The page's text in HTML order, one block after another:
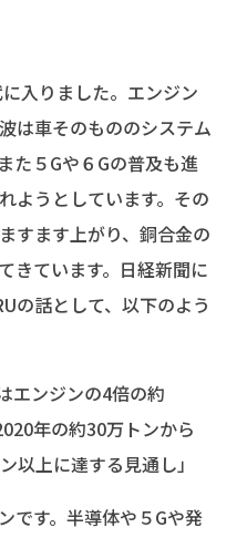
入りました。エンジン
は車そのもののシステム
た５Gや６Gの普及も進
ようとしています。その
すます上がり、銅合金の
きています。日経新聞に
の話として、以下のよう
エンジンの4倍の約
年の約30万トンから
以上に達する見通し」
です。半導体や５Gや発